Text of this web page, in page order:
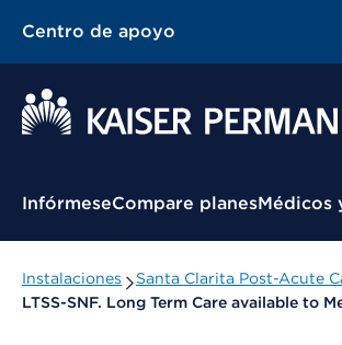
Centro de apoyo
Menú contextual
InfórmeseCompare planesMédicos
Instalaciones Santa Clarita Post-Acute
LTSS-SNF. Long Term Care available to